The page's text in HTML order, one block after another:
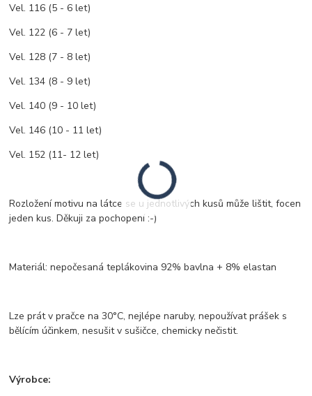
Vel. 116 (5 - 6 let)
Vel. 122 (6 - 7 let)
Vel. 128 (7 - 8 let)
Vel. 134 (8 - 9 let)
Vel. 140 (9 - 10 let)
Vel. 146 (10 - 11 let)
Vel. 152 (11- 12 let)
Rozložení motivu na látce se u jednotlivých kusů může lištit, focen
jeden kus. Děkuji za pochopení :-)
Materiál: nepočesaná teplákovina 92% bavlna + 8% elastan
Lze prát v pračce na 30°C, nejlépe naruby, nepoužívat prášek s
bělícím účinkem, nesušit v sušičce, chemicky nečistit.
Výrobce: